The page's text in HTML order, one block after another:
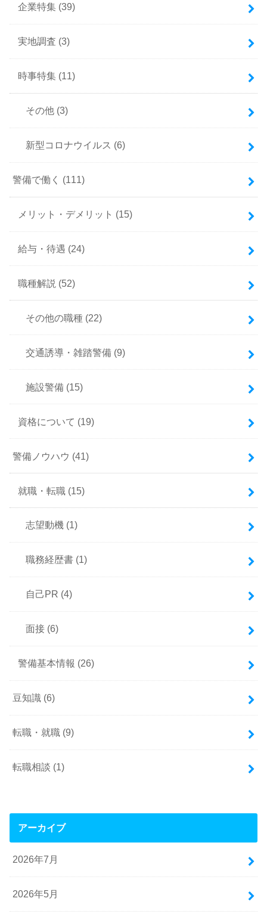
企業特集 (39)
実地調査 (3)
時事特集 (11)
その他 (3)
新型コロナウイルス (6)
警備で働く (111)
メリット・デメリット (15)
給与・待遇 (24)
職種解説 (52)
その他の職種 (22)
交通誘導・雑踏警備 (9)
施設警備 (15)
資格について (19)
警備ノウハウ (41)
就職・転職 (15)
志望動機 (1)
職務経歴書 (1)
自己PR (4)
面接 (6)
警備基本情報 (26)
豆知識 (6)
転職・就職 (9)
転職相談 (1)
アーカイブ
2026年7月
2026年5月